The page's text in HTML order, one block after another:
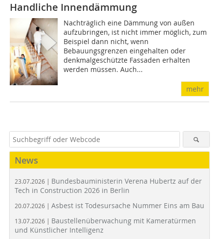
Handliche Innendämmung
Nachträglich eine Dämmung von außen
aufzubringen, ist nicht immer möglich, zum
Beispiel dann nicht, wenn
Bebauungsgrenzen eingehalten oder
denkmalgeschützte Fassaden erhalten
werden müssen. Auch...
mehr
News
23.07.2026 | Bundesbauministerin Verena Hubertz auf der
Tech in Construction 2026 in Berlin
20.07.2026 | Asbest ist Todesursache Nummer Eins am Bau
13.07.2026 | Baustellenüberwachung mit Kameratürmen
und Künstlicher Intelligenz